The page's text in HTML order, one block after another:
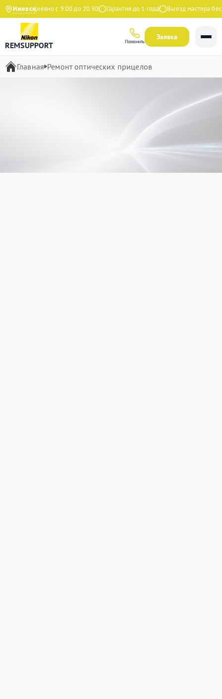
Ижевск
Ежедневно с 9:00 до 20:30 Гарантия до 1 года Выезд мастера
REMSUPPORT Позвонить
Заявка
Главная Ремонт оптических прицелов